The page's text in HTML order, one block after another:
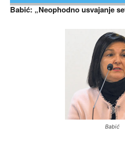
Babić: „Neophodno usvajanje
Babić